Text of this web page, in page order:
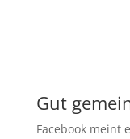
Gut
Facebook meint